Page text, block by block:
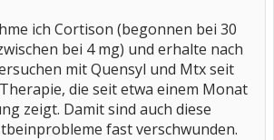
ich Cortison (begonnen bei 30
bei 4 mg) und erhalte nach
mit Quensyl und Mtx seit
die seit etwa einem Monat
zeigt. Damit sind auch diese
fast verschwunden.